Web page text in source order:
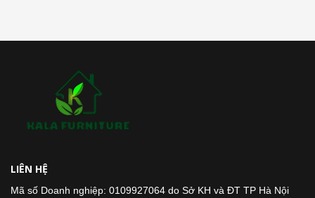
LIÊN HỆ
Mã số Doanh nghiệp: 0109927064 do Sở KH và ĐT TP Hà Nội